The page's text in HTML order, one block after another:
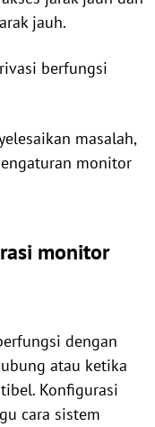
jauh.
berfungsi
masalah,
monitor
monitor
dengan
atau ketika
Konfigurasi
cara sistem